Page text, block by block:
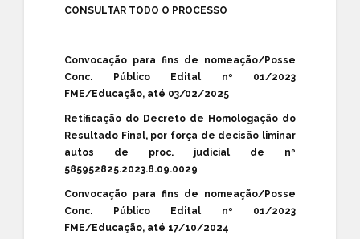
CONSULTAR TODO O PROCESSO
Convocação para fins de nomeação/Posse
Conc. Público Edital nº 01/2023
FME/Educação, até 03/02/2025
Retificação do Decreto de Homologação do
Resultado Final, por força de decisão liminar
autos de proc. judicial de nº
585952825.2023.8.09.0029
Convocação para fins de nomeação/Posse
Conc. Público Edital nº 01/2023
FME/Educação, até 17/10/2024